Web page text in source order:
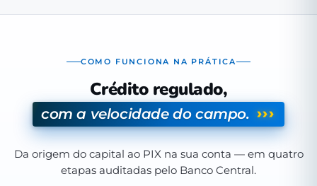
COMO FUNCIONA NA PRÁTICA
Crédito regulado,
com a velocidade do campo. ›››
Da origem do capital ao PIX na sua conta — em quatro
etapas auditadas pelo Banco Central.